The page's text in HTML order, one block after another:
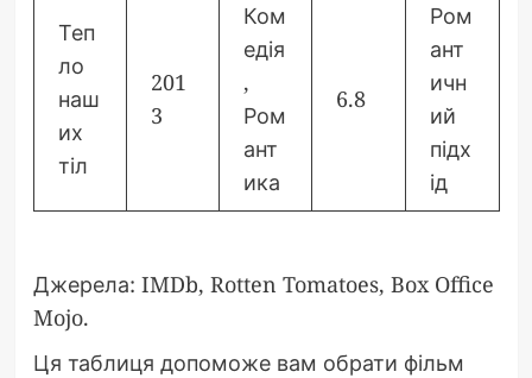
Теп
ло
наш
их
тіл
201
3
Ком
едія
,
Ром
ант
ика
6.8
Ром
ант
ичн
ий
підх
ід
Джерела: IMDb, Rotten Tomatoes, Box Office
Mojo.
Ця таблиця допоможе вам обрати фільм